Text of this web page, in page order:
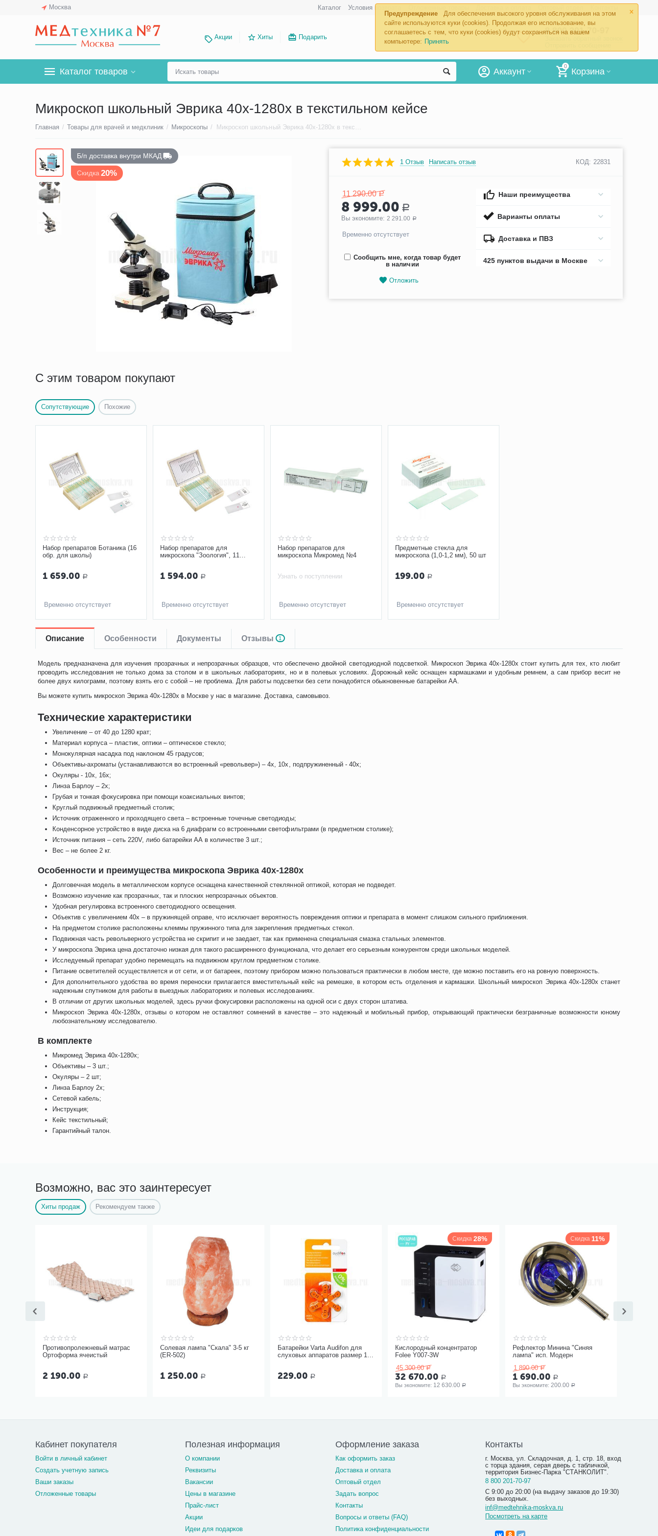
×
Предупреждение
Для обеспечения высокого уровня обслуживания на этом
сайте используются куки (cookies). Продолжая его использование, вы
соглашаетесь с тем, что куки (cookies) будут сохраняться на вашем
компьютере: Принять
Москва Каталог Условия возврата
Акции Хиты Подарить
8 800 201-70-97
Каталог товаров
0
Корзина
Аккаунт
Микроскоп школьный Эврика 40x-1280x в текстильном кейсе
Главная / Товары для врачей и медклиник / Микроскопы / Микроскоп школьный Эврика 40x-1280x в текстильном кейсе
Б/п доставка внутри МКАД
1 Отзыв Написать отзыв КОД: 22831
11 290.00 Р
8 999.00 Р
Вы экономите: 2 291.00 Р
Временно отсутствует
Сообщить мне, когда товар будет
в наличии
Отложить
Наши преимущества
Варианты оплаты
Доставка и ПВЗ
425 пунктов выдачи в Москве
С этим товаром покупают
Сопутствующие Похожие
Набор препаратов Ботаника (16
обр. для школы)
1 659.00 Р
Временно отсутствует
Набор препаратов для
микроскопа "Зоология", 11
1 594.00 Р
Временно отсутствует
Набор препаратов для
микроскопа Микромед №4
Узнать о поступлении
Временно отсутствует
Предметные стекла для
микроскопа (1,0-1,2 мм), 50 шт
199.00 Р
Временно отсутствует
Описание Особенности Документы Отзывы 1
Модель предназначена для изучения прозрачных и непрозрачных образцов, что обеспечено двойной светодиодной подсветкой. Микроскоп Эврика 40x-1280x стоит купить для тех, кто любит
проводить исследования не только дома за столом и в школьных лабораториях, но и в полевых условиях. Дорожный кейс оснащен кармашками и удобным ремнем, а сам прибор весит не
более двух килограмм, поэтому взять его с собой – не проблема. Для работы подсветки без сети понадобятся обыкновенные батарейки АА.
Вы можете купить микроскоп Эврика 40x-1280x в Москве у нас в магазине. Доставка, самовывоз.
Технические характеристики
Увеличение – от 40 до 1280 крат;
Материал корпуса – пластик, оптики – оптическое стекло;
Монокулярная насадка под наклоном 45 градусов;
Объективы-ахроматы (устанавливаются во встроенный «револьвер») – 4х, 10х, подпружиненный - 40х;
Окуляры - 10х, 16х;
Линза Барлоу – 2х;
Грубая и тонкая фокусировка при помощи коаксиальных винтов;
Круглый подвижный предметный столик;
Источник отраженного и проходящего света – встроенные точечные светодиоды;
Конденсорное устройство в виде диска на 6 диафрагм со встроенными светофильтрами (в предметном столике);
Источник питания – сеть 220V, либо батарейки АА в количестве 3 шт.;
Вес – не более 2 кг.
Особенности и преимущества микроскопа Эврика 40х-1280х
Долговечная модель в металлическом корпусе оснащена качественной стеклянной оптикой, которая не подведет.
Возможно изучение как прозрачных, так и плоских непрозрачных объектов.
Удобная регулировка встроенного светодиодного освещения.
Объектив с увеличением 40х – в пружинящей оправе, что исключает вероятность повреждения оптики и препарата в момент слишком сильного приближения.
На предметом столике расположены клеммы пружинного типа для закрепления предметных стекол.
Подвижная часть револьверного устройства не скрипит и не заедает, так как применена специальная смазка стальных элементов.
У микроскопа Эврика цена достаточно низкая для такого расширенного функционала, что делает его серьезным конкурентом среди школьных моделей.
Исследуемый препарат удобно перемещать на подвижном круглом предметном столике.
Питание осветителей осуществляется и от сети, и от батареек, поэтому прибором можно пользоваться практически в любом месте, где можно поставить его на ровную поверхность.
Для дополнительного удобства во время переноски прилагается вместительный кейс на ремешке, в котором есть отделения и кармашки. Школьный микроскоп Эврика 40х-1280х станет
надежным спутником для работы в выездных лабораториях и полевых исследованиях.
В отличии от других школьных моделей, здесь ручки фокусировки расположены на одной оси с двух сторон штатива.
Микроскоп Эврика 40х-1280х, отзывы о котором не оставляют сомнений в качестве – это надежный и мобильный прибор, открывающий практически безграничные возможности юному
любознательному исследователю.
В комплекте
Микромед Эврика 40x-1280x;
Объективы – 3 шт.;
Окуляры – 2 шт;
Линза Барлоу 2х;
Сетевой кабель;
Инструкция;
Кейс текстильный;
Гарантийный талон.
Возможно, вас это заинтересует
Хиты продаж Рекомендуем также
Противопролежневый матрас
Ортоформа ячеистый
2 190.00 Р
Солевая лампа "Скала" 3-5 кг
(ER-502)
1 250.00 Р
Батарейки Varta Audifon для
слуховых аппаратов размер 13,
229.00 Р
Скидка 28%
Кислородный концентратор
Folee Y007-3W
45 300.00 Р
32 670.00 Р
Вы экономите: 12 630.00 Р
Скидка 11%
Рефлектор Минина "Синяя
лампа" исп. Модерн
1 890.00 Р
1 690.00 Р
Вы экономите: 200.00 Р
Кабинет покупателя
Войти в личный кабинет
Создать учетную запись
Ваши заказы
Отложенные товары
Полезная информация
О компании
Реквизиты
Вакансии
Цены в магазине
Прайс-лист
Акции
Идеи для подарков
Оформление заказа
Как оформить заказ
Доставка и оплата
Оптовый отдел
Задать вопрос
Контакты
Вопросы и ответы (FAQ)
Политика конфиденциальности
Контакты
г. Москва, ул. Складочная, д. 1, стр. 18, вход
с торца здания, серая дверь с табличкой,
территория Бизнес-Парка "СТАНКОЛИТ".
8 800 201-70-97
С 9:00 до 20:00 (на выдачу заказов до 19:30)
без выходных.
inf@medtehnika-moskva.ru
Посмотреть на карте